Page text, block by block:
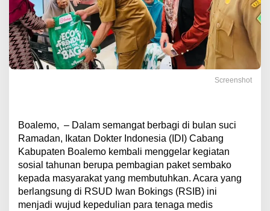
Screenshot
Boalemo, – Dalam semangat berbagi di bulan suci
Ramadan, Ikatan Dokter Indonesia (IDI) Cabang
Kabupaten Boalemo kembali menggelar kegiatan
sosial tahunan berupa pembagian paket sembako
kepada masyarakat yang membutuhkan. Acara yang
berlangsung di RSUD Iwan Bokings (RSIB) ini
menjadi wujud kepedulian para tenaga medis